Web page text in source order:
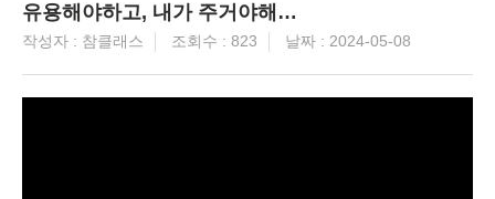
유용해야하고, 내가 주거야해…
작성자 : 참클래스 조회수 : 823 날짜 : 2024-05-08